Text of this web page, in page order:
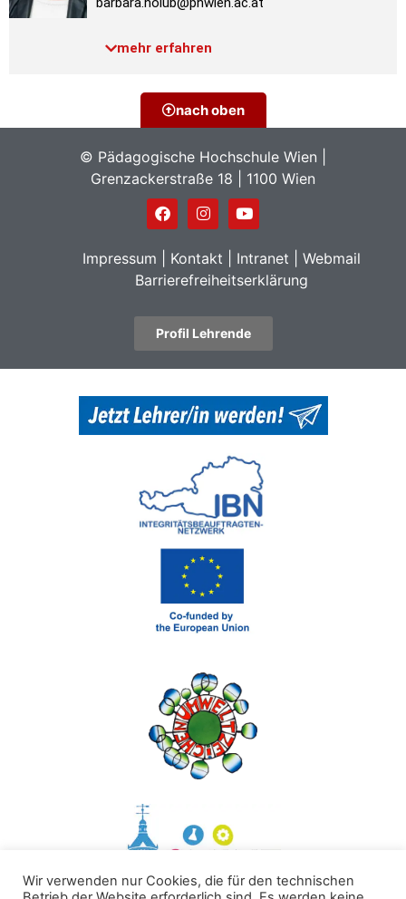
Raum:1.1.022
mehr erfahren
nach oben
© Pädagogische Hochschule Wien |
Grenzackerstraße 18 | 1100 Wien
Impressum Kontakt Intranet
Webmail
Barrierefreiheitserklärung
Profil Lehrende
Wir verwenden nur Cookies, die für den technischen